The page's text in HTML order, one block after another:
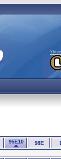
95E10 98E